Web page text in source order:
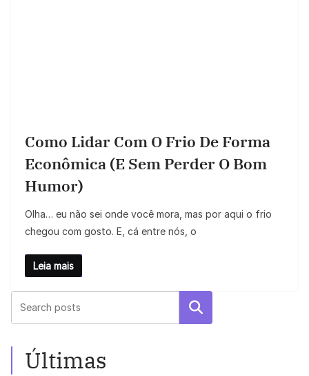
Como Lidar Com O Frio De Forma
Econômica (e Sem Perder O Bom
Humor)
Olha… eu não sei onde você mora, mas por aqui o frio
chegou com gosto. E, cá entre nós, o
Leia mais
Pesquisar
Últimas